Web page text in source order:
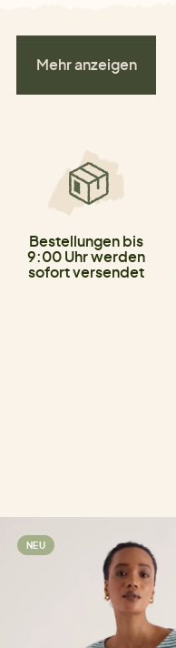
Mehr anzeigen
Bestellungen bis
9:00 Uhr werden
sofort versendet
NEU